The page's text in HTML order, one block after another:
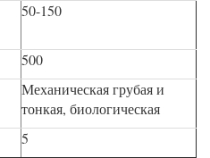
50-150
500
Механическая грубая и
тонкая, биологическая
5